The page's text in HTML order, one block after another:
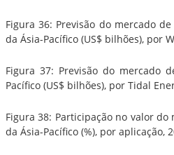
Figura 36: Previsão do mercado
da Ásia-Pacífico (US$ bilhões), por
Figura 37: Previsão do mercado
Pacífico (US$ bilhões), por Tidal
Figura 38: Participação no valor
da Ásia-Pacífico (%), por aplicação,